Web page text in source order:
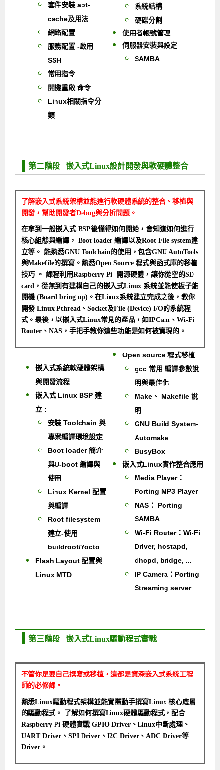
套件安裝 apt-
cache及用法
網路配置
服務配置 -啟用
SSH
常用指令
開機重啟 命令
Linux相關指令分
類
系統結構
硬碟分割
使用者帳號管理
伺服器安裝與設定
SAMBA
第二階段 嵌入式Linux設計開發與軟硬體整合
了解嵌入式系統架構並能進行軟硬體系統的整合、移植與
開發，幫助開發者Debug與分析問題。
在拿到一般嵌入式 BSP後懂得如何開始，會知道如何進行
核心組態與編譯， Boot loader 編譯以及Root File system建
立等。 能熟悉GNU Toolchain的使用，包含GNU AutoTools
與Makefile的撰寫。熟悉Open Source 程式與函式庫的移植
技巧 。 課程利用Raspberry Pi 開源硬體，讓你從空的SD
card，從無到有建構自己的嵌入式Linux 系統並能使板子能
開機 (Board bring up)。在Linux系統建立完成之後，教你
開發 Linux Pthread、Socket及File (Device) I/O的系統程
式。最後，以嵌入式Linux常見的產品，如IPCam、Wi-Fi
Router、NAS，手把手教你這些功能是如何被實現的。
嵌入式系統軟硬體架構
與開發流程
嵌入式 Linux BSP 建
立 :
安裝 Toolchain 與
專案編譯環境設定
Boot loader 簡介
與U-boot 編譯與
使用
Linux Kernel 配置
與編譯
Root filesystem
建立-使用
buildroot/Yocto
Flash Layout 配置與
Linux MTD
Open source 程式移植
gcc 常用 編譯參數說
明與最佳化
Make、 Makefile 說
明
GNU Build System-
Automake
BusyBox
嵌入式Linux實作整合應用
Media Player：
Porting MP3 Player
NAS： Porting
SAMBA
Wi-Fi Router：Wi-Fi
Driver, hostapd,
dhcpd, bridge, ...
IP Camera：Porting
Streaming server
第三階段 嵌入式Linux驅動程式實戰
不管你是要自己撰寫或移植，這都是資深嵌入式系統工程
師的必修課。
熟悉Linux驅動程式架構並能實際動手撰寫Linux 核心底層
的驅動程式。 了解如何撰寫Linux硬體驅動程式，配合
Raspberry Pi 硬體實戰 GPIO Driver、Linux中斷處理、
UART Driver、SPI Driver、I2C Driver、ADC Driver等
Driver。